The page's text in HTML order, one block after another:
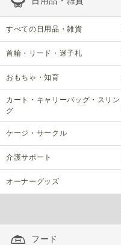
すべての日用品・雑貨
首輪・リード・迷子札
おもちゃ・知育
カート・キャリーバッグ・スリン
グ
ケージ・サークル
介護サポート
オーナーグッズ
フード